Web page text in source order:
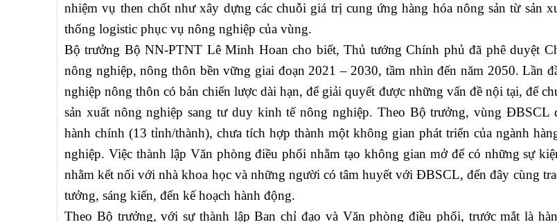
nhiệm vụ then chốt như xây dựng các chuỗi giá trị cung ứng hàng hóa nông sản từ sản
thống logistic phục vụ nông nghiệp của vùng.
Bộ trưởng Bộ NN-PTNT Lê Minh Hoan cho biết, Thủ tướng Chính phủ đã phê duyệt
nông nghiệp, nông thôn bền vững giai đoạn 2021 – 2030, tầm nhìn đến năm 2050. Lần
nghiệp nông thôn có bản chiến lược dài hạn, để giải quyết được những vấn đề nội tại, để
sản xuất nông nghiệp sang tư duy kinh tế nông nghiệp. Theo Bộ trưởng, vùng ĐBSCL
hành chính (13 tỉnh/thành), chưa tích hợp thành một không gian phát triển của ngành
nghiệp. Việc thành lập Văn phòng điều phối nhằm tạo không gian mở để có những sự
nhằm kết nối với nhà khoa học và những người có tâm huyết với ĐBSCL, đến đây cùng
tưởng, sáng kiến, đến kế hoạch hành động.
Theo Bộ trưởng, với sự thành lập Ban chỉ đạo và Văn phòng điều phối, trước mắt là